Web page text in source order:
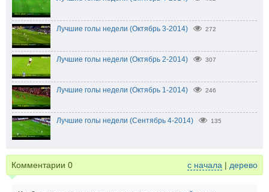
Лучшие голы недели (Октябрь 3-2014) 272
Лучшие голы недели (Октябрь 2-2014) 307
Лучшие голы недели (Октябрь 1-2014) 246
Лучшие голы недели (Сентябрь 4-2014) 135
Комментарии 0 с начала | дерево